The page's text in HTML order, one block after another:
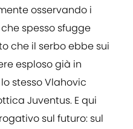
osservando i
spesso sfugge
che il serbo ebbe sui
esploso già in
stesso Vlahovic
Juventus. E qui
sul futuro: sul